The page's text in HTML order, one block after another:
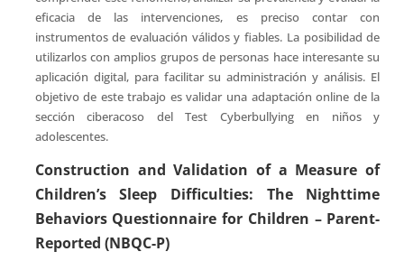
eficacia de las intervenciones, es preciso contar con
instrumentos de evaluación válidos y fiables. La posibilidad de
utilizarlos con amplios grupos de personas hace interesante su
aplicación digital, para facilitar su administración y análisis. El
objetivo de este trabajo es validar una adaptación online de la
sección ciberacoso del Test Cyberbullying en niños y
adolescentes.
Construction and Validation of a Measure of
Children’s Sleep Difficulties: The Nighttime
Behaviors Questionnaire for Children – Parent-
Reported (NBQC-P)